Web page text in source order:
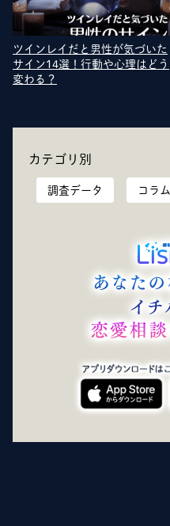
ツインレイだと男性が気づいた
サイン14選！行動や心理はどう
変わる？
カテゴリ別
調査データ コラム